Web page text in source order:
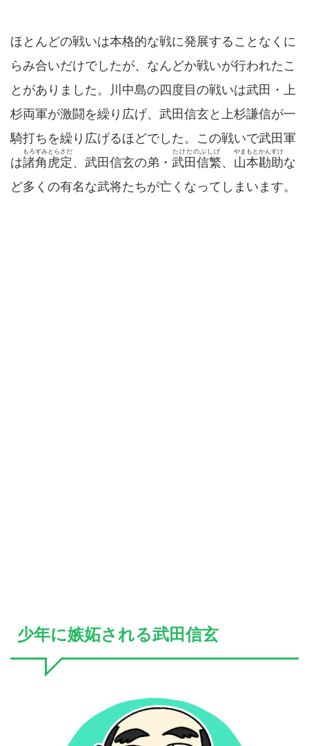
ほとんどの戦いは本格的な戦に発展することなくに
らみ合いだけでしたが、なんどか戦いが行われたこ
とがありました。川中島の四度目の戦いは武田・上
杉両軍が激闘を繰り広げ、武田信玄と上杉謙信が一
騎打ちを繰り広げるほどでした。この戦いで武田軍
は諸角虎定
もろずみとらさだ
、武田信玄の弟・ 武田信繁
たけだのぶしげ
、 山本勘助
やまもとかんすけ
な
ど多くの有名な武将たちが亡くなってしまいます。
少年に嫉妬される武田信玄